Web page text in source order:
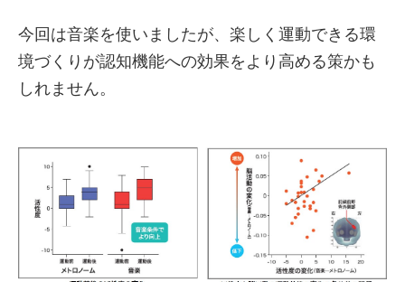
今回は音楽を使いましたが、楽しく運動できる環
境づくりが認知機能への効果をより高める策かも
しれません。